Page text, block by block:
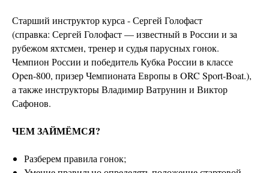
Старший инструктор курса - Сергей Голофаст
(справка: Сергей Голофаст — известный в России и за
рубежом яхтсмен, тренер и судья парусных гонок.
Чемпион России и победитель Кубка России в классе
Open-800, призер Чемпионата Европы в ORC Sport-Boat.),
а также инструкторы Владимир Ватрунин и Виктор
Сафонов.
ЧЕМ ЗАЙМЁМСЯ?
Разберем правила гонок;